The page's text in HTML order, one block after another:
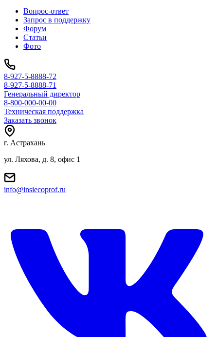
Вопрос-ответ
Запрос в поддержку
Форум
Статьи
Фото
8-927-5-8888-72
8-927-5-8888-71
Генеральный директор
8-800-000-00-00
Техническая поддержка
Заказать звонок
г. Астрахань
ул. Ляхова, д. 8, офис 1
info@insiecoprof.ru